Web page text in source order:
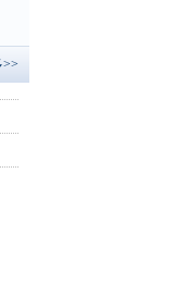
>>